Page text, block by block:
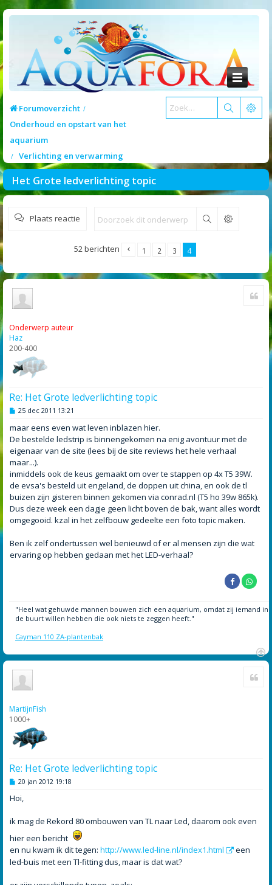
Forumoverzicht
Onderhoud en opstart van het
aquarium
Verlichting en verwarming
Het Grote ledverlichting topic
Plaats reactie Zoek
52 berichten 1 2 3 4
Onderwerp auteur
Haz
200-400
Re: Het Grote ledverlichting topic
B
r
i
c
h
t
25 dec 2011 13:21
maar eens even wat leven inblazen hier.
De bestelde ledstrip is binnengekomen na enig avontuur met de
eigenaar van de site (lees bij de site reviews het hele verhaal
maar...).
inmiddels ook de keus gemaakt om over te stappen op 4x T5 39W.
de evsa's besteld uit engeland, de doppen uit china, en ook de tl
buizen zijn gisteren binnen gekomen via conrad.nl (T5 ho 39w 865k).
Dus deze week een dagje geen licht boven de bak, want alles wordt
omgegooid. kzal in het zelfbouw gedeelte een foto topic maken.
Ben ik zelf ondertussen wel benieuwd of er al mensen zijn die wat
ervaring op hebben gedaan met het LED-verhaal?
"Heel wat gehuwde mannen bouwen zich een aquarium, omdat zij iemand in
de buurt willen hebben die ook niets te zeggen heeft."
Cayman 110 ZA-plantenbak
O
MartijnFish
1000+
Re: Het Grote ledverlichting topic
B
r
i
h
20 jan 2012 19:18
Hoi,
ik mag de Rekord 80 ombouwen van TL naar Led, daarom ook even
hier een bericht
en nu kwam ik dit tegen: http://www.led-line.nl/index1.html
een
led-buis met een Tl-fitting dus, maar is dat wat?